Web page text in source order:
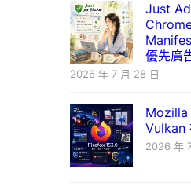
Just
優先廣
2026 年 7 月 28 日
Mozilla
Vulkan
2026 年